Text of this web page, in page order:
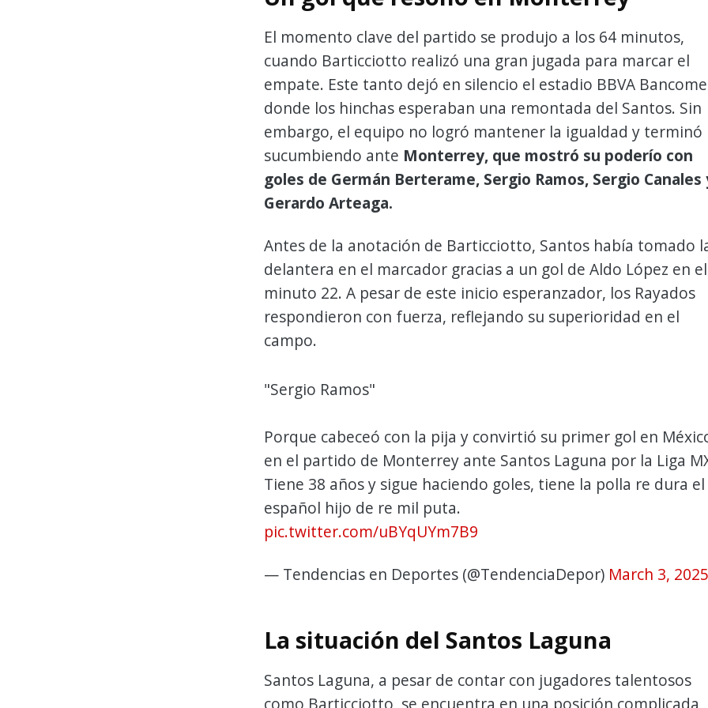
El momento clave del partido se produjo a los 64 minutos,
cuando Barticciotto realizó una gran jugada para marcar el
empate. Este tanto dejó en silencio el estadio BBVA
donde los hinchas esperaban una remontada del Santos. Sin
embargo, el equipo no logró mantener la igualdad y terminó
sucumbiendo ante Monterrey, que mostró su poderío con
goles de Germán Berterame, Sergio Ramos, Sergio Canales
Gerardo Arteaga.
Antes de la anotación de Barticciotto, Santos había tomado
delantera en el marcador gracias a un gol de Aldo López en el
minuto 22. A pesar de este inicio esperanzador, los Rayados
respondieron con fuerza, reflejando su superioridad en el
campo.
"Sergio Ramos"
Porque cabeceó con la pija y convirtió su primer gol en
en el partido de Monterrey ante Santos Laguna por la Liga
Tiene 38 años y sigue haciendo goles, tiene la polla re dura el
español hijo de re mil puta.
pic.twitter.com/uBYqUYm7B9
— Tendencias en Deportes (@TendenciaDepor) March 3, 2025
La situación del Santos Laguna
Santos Laguna, a pesar de contar con jugadores talentosos